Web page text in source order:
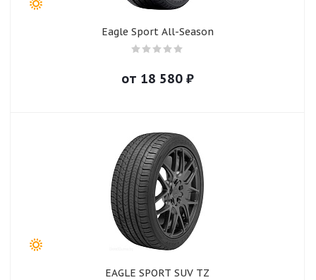
Eagle Sport All-Season
от 18 580₽
EAGLE SPORT SUV TZ